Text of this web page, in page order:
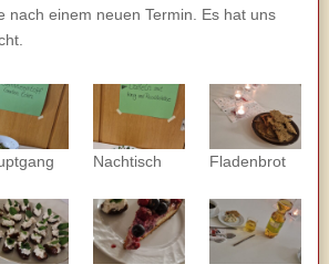
nach einem neuen Termin. Es hat uns
Nachtisch Fladenbrot